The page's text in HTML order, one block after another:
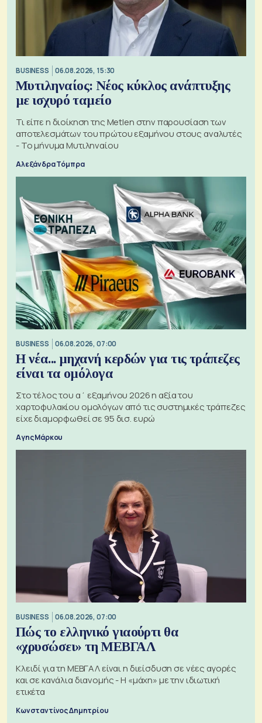
BUSINESS 06.08.2026, 15:30
Μυτιληναίος: Νέος κύκλος ανάπτυξης
με ισχυρό ταμείο
Τι είπε η διοίκηση της Metlen στην παρουσίαση των
αποτελεσμάτων του πρώτου εξαμήνου στους αναλυτές
- Το μήνυμα Μυτιληναίου
Αλεξάνδρα Τόμπρα
BUSINESS 06.08.2026, 07:00
Η νέα... μηχανή κερδών για τις τράπεζες
είναι τα ομόλογα
Στο τέλος του α΄ εξαμήνου 2026 η αξία του
χαρτοφυλακίου ομολόγων από τις συστημικές τράπεζες
είχε διαμορφωθεί σε 95 δισ. ευρώ
Αγης Μάρκου
BUSINESS 06.08.2026, 07:00
Πώς το ελληνικό γιαούρτι θα
«χρυσώσει» τη ΜΕΒΓΑΛ
Κλειδί για τη ΜΕΒΓΑΛ είναι η διείσδυση σε νέες αγορές
και σε κανάλια διανομής - Η «μάχη» με την ιδιωτική
ετικέτα
Κωνσταντίνος Δημητρίου